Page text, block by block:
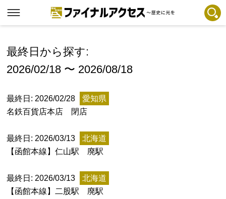
注目コンテンツ 一覧
ファイナルアクセスとは
メディアの編集方針とコンテンツポリシー
プライバシーポリシー
免責事項
記事掲載基準
フリーワードで探す
最終日から探す:
2026/02/18 〜 2026/08/18
最終日: 2026/02/28
愛知県
名鉄百貨店本店 閉店
最終日: 2026/03/13
北海道
【函館本線】仁山駅 廃駅
最終日: 2026/03/13
北海道
【函館本線】二股駅 廃駅